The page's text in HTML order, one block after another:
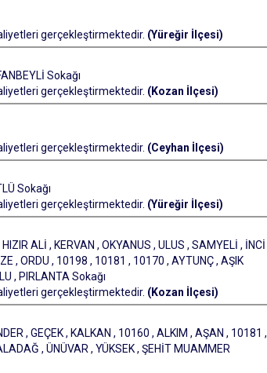
gerçekleştirmektedir. (Yüreğir İlçesi)
Sokağı
gerçekleştirmektedir. (Kozan İlçesi)
gerçekleştirmektedir. (Ceyhan İlçesi)
Sokağı
gerçekleştirmektedir. (Yüreğir İlçesi)
ALİ , KERVAN , OKYANUS , ULUS , SAMYELİ , İNCİ
, ORDU , 10198 , 10181 , 10170 , AYTUNÇ , AŞIK
, PIRLANTA Sokağı
gerçekleştirmektedir. (Kozan İlçesi)
, GEÇEK , KALKAN , 10160 , ALKIM , AŞAN , 10181 ,
, ÜNÜVAR , YÜKSEK , ŞEHİT MUAMMER